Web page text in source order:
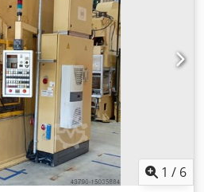
0,22s Veiligheidsafstand:
hits): 14.500 KJ
200 mm Clubverstelling: 110
mm Maximale extractieslag:
(H, D, L): 78/750/1250 mm
Schachtdiameter: 60 mm
370 mm Maximale grootte.
gewicht van de matrijskop: 344
5,5÷6 Stoppositie: BDP
50Hz Hulpspanning: V 24
•
1 / 6